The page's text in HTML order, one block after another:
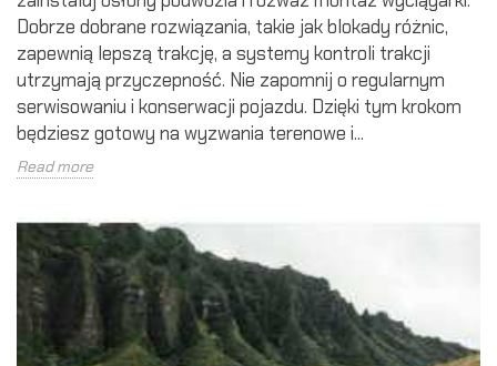
Dobrze dobrane rozwiązania, takie jak blokady różnic,
zapewnią lepszą trakcję, a systemy kontroli trakcji
utrzymają przyczepność. Nie zapomnij o regularnym
serwisowaniu i konserwacji pojazdu. Dzięki tym krokom
będziesz gotowy na wyzwania terenowe i...
Read more